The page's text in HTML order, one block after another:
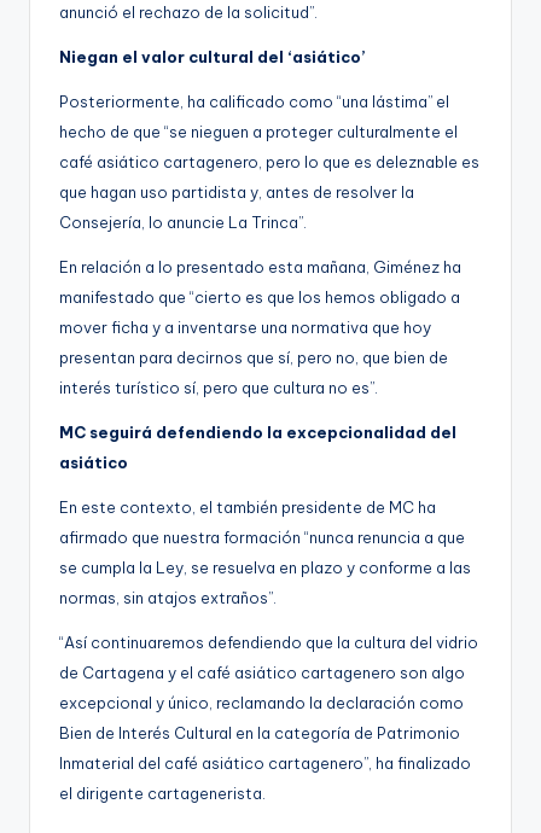
anunció el rechazo de la solicitud”.
Niegan el valor cultural del ‘asiático’
Posteriormente, ha calificado como “una lástima” el
hecho de que “se nieguen a proteger culturalmente el
café asiático cartagenero, pero lo que es deleznable es
que hagan uso partidista y, antes de resolver la
Consejería, lo anuncie La Trinca”.
En relación a lo presentado esta mañana, Giménez ha
manifestado que “cierto es que los hemos obligado a
mover ficha y a inventarse una normativa que hoy
presentan para decirnos que sí, pero no, que bien de
interés turístico sí, pero que cultura no es”.
MC seguirá defendiendo la excepcionalidad del
asiático
En este contexto, el también presidente de MC ha
afirmado que nuestra formación “nunca renuncia a que
se cumpla la Ley, se resuelva en plazo y conforme a las
normas, sin atajos extraños”.
“Así continuaremos defendiendo que la cultura del vidrio
de Cartagena y el café asiático cartagenero son algo
excepcional y único, reclamando la declaración como
Bien de Interés Cultural en la categoría de Patrimonio
Inmaterial del café asiático cartagenero”, ha finalizado
el dirigente cartagenerista.